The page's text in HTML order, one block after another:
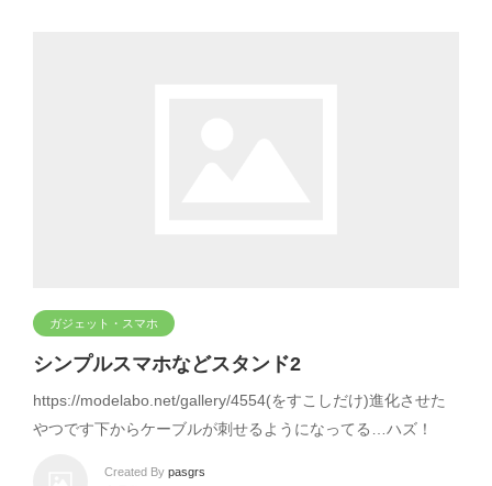
ガジェット・スマホ
シンプルスマホなどスタンド2
https://modelabo.net/gallery/4554(をすこしだけ)進化させた
やつです下からケーブルが刺せるようになってる…ハズ！
Created By pasgrs